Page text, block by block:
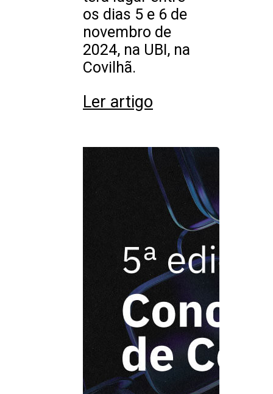
os dias 5 e 6 de
novembro de
2024, na UBI, na
Covilhã.
Ler artigo